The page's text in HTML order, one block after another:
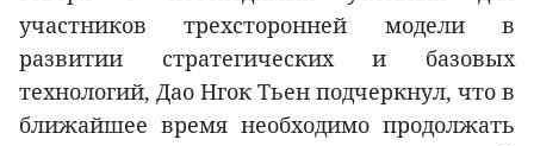
участников трехсторонней модели в
развитии стратегических и базовых
технологий, Дао Нгок Тьен подчеркнул, что в
ближайшее время необходимо продолжать